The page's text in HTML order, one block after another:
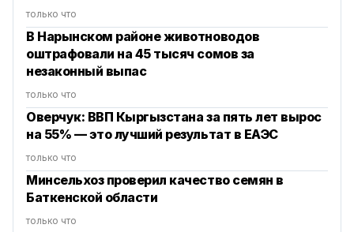
только что
В Нарынском районе животноводов
оштрафовали на 45 тысяч сомов за
незаконный выпас
только что
Оверчук: ВВП Кыргызстана за пять лет вырос
на 55% — это лучший результат в ЕАЭС
только что
Минсельхоз проверил качество семян в
Баткенской области
только что